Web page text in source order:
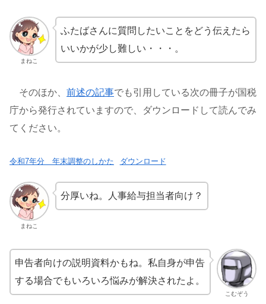
スクロールできます
まねこ
ふたばさんに質問したいことをどう伝えたら
いいかが少し難しい・・・。
そのほか、 前述の記事でも引用している次の冊子が国税
庁から発行されていますので、ダウンロードして読んでみ
てください。
令和7年分 年末調整のしかた ダウンロード
まねこ
分厚いね。人事給与担当者向け？
こむぞう
申告者向けの説明資料かもね。私自身が申告
する場合でもいろいろ悩みが解決されたよ。